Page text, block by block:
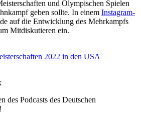
und Olympischen Spielen
geben sollte. In einem Instagram-
auf die Entwicklung des Mehrkampfs
Mitdiskutieren ein.
2022 in den USA
des Podcasts des Deutschen